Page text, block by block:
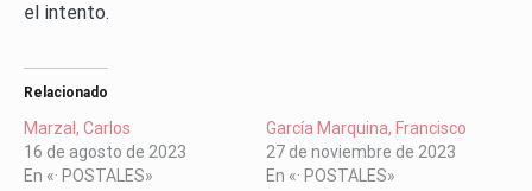
el intento.
Relacionado
Marzal, Carlos
16 de agosto de 2023
En «· POSTALES»
García Marquina, Francisco
27 de noviembre de 2023
En «· POSTALES»